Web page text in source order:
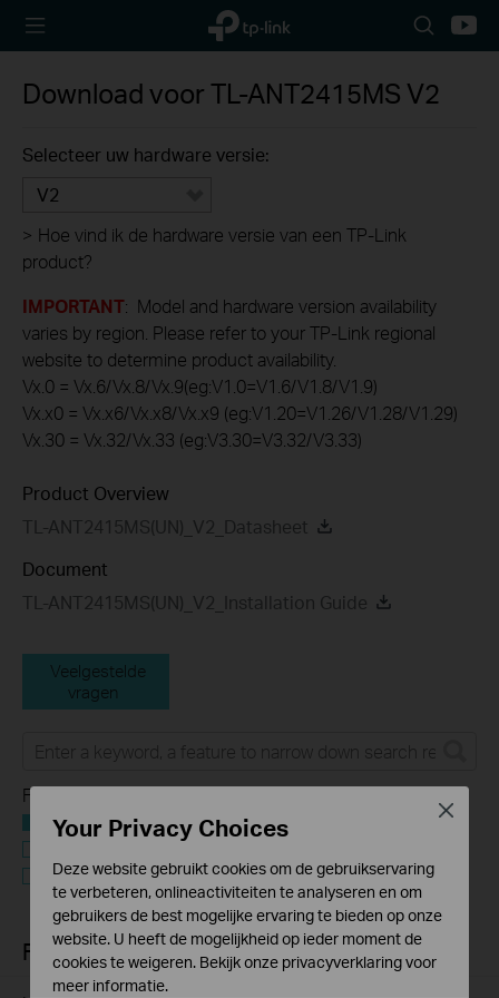
TP-Link,
Reliably
Search
icon
Download voorTL-ANT2415MS V2
Selecteer uw hardware versie:
V2
> Hoe vind ik de hardware versie van een TP-Link
product?
IMPORTANT: Model and hardware version availability
varies by region. Please refer to your TP-Link regional
website to determine product availability.
Vx.0 = Vx.6/Vx.8/Vx.9(eg:V1.0=V1.6/V1.8/V1.9)
Vx.x0 = Vx.x6/Vx.x8/Vx.x9 (eg:V1.20=V1.26/V1.28/V1.29)
Vx.30 = Vx.32/Vx.33 (eg:V3.30=V3.32/V3.33)
Product Overview
TL-ANT2415MS(UN)_V2_Datasheet
Document
TL-ANT2415MS(UN)_V2_Installation Guide
Veelgestelde
vragen
Feature Filter:
Alle
User Application Requirement
Q&A of functional explanation or specification
parameters
FAQs
Your Privacy Choices
Deze website gebruikt cookies om de gebruikservaring
te verbeteren, onlineactiviteiten te analyseren en om
gebruikers de best mogelijke ervaring te bieden op onze
website. U heeft de mogelijkheid op ieder moment de
cookies te weigeren. Bekijk onze privacyverklaringvoor
meer informatie.
Close